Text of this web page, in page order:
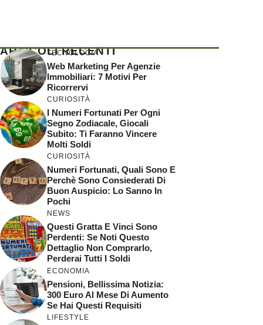
ARTICOLI RECENTI
TECNOLOGIA
Web Marketing Per Agenzie
Immobiliari: 7 Motivi Per
Ricorrervi
CURIOSITÀ
I Numeri Fortunati Per Ogni
Segno Zodiacale, Giocali
Subito: Ti Faranno Vincere
Molti Soldi
CURIOSITÀ
Numeri Fortunati, Quali Sono E
Perchè Sono Consiederati Di
Buon Auspicio: Lo Sanno In
Pochi
NEWS
Questi Gratta E Vinci Sono
Perdenti: Se Noti Questo
Dettaglio Non Comprarlo,
Perderai Tutti I Soldi
ECONOMIA
Pensioni, Bellissima Notizia:
300 Euro Al Mese Di Aumento
Se Hai Questi Requisiti
LIFESTYLE